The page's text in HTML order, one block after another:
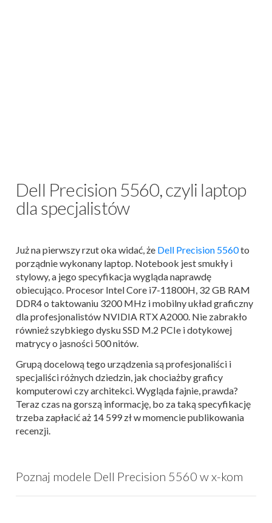
Dell Precision 5560, czyli laptop
dla specjalistów
Już na pierwszy rzut oka widać, że Dell Precision 5560to
porządnie wykonany laptop. Notebook jest smukły i
stylowy, a jego specyfikacja wygląda naprawdę
obiecująco. Procesor Intel Core i7-11800H, 32 GB RAM
DDR4 o taktowaniu 3200 MHz i mobilny układ graficzny
dla profesjonalistów NVIDIA RTX A2000. Nie zabrakło
również szybkiego dysku SSD M.2 PCIe i dotykowej
matrycy o jasności 500 nitów.
Grupą docelową tego urządzenia są profesjonaliści i
specjaliści różnych dziedzin, jak chociażby graficy
komputerowi czy architekci. Wygląda fajnie, prawda?
Teraz czas na gorszą informację, bo za taką specyfikację
trzeba zapłacić aż 14 599 zł w momencie publikowania
recenzji.
Poznaj modele Dell Precision 5560 w x-kom